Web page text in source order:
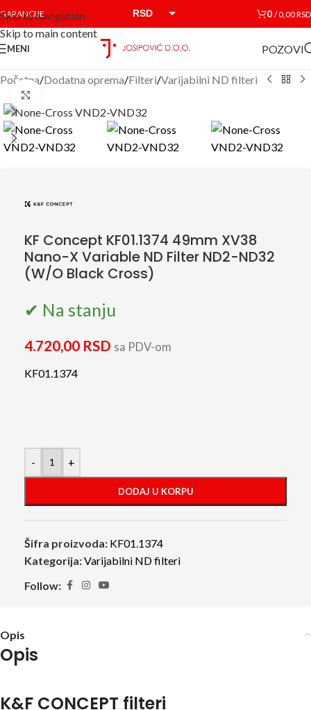
Skip to navigation
Skip to main content
GARANCIJE RSD 0 /0,00RSD
MENI POZOVI
Početna/Dodatna oprema/Filteri/Varijabilni ND filteri
KF Concept KF01.1374 49mm XV38
Nano-X Variable ND Filter ND2-ND32
(W/O Black Cross)
✔ Na stanju
4.720,00 RSD sa PDV-om
KF01.1374
- +
DODAJ U KORPU
Šifra proizvoda: KF01.1374
Kategorija:Varijabilni ND filteri
Follow:
Opis
Opis
K&F CONCEPT filteri